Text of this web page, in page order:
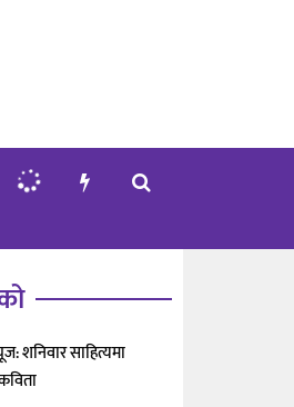
शनिवार साहित्यमा